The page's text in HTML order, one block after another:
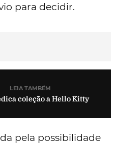
para decidir.
LEIA TAMBÉM
coleção a Hello Kitty
pela possibilidade